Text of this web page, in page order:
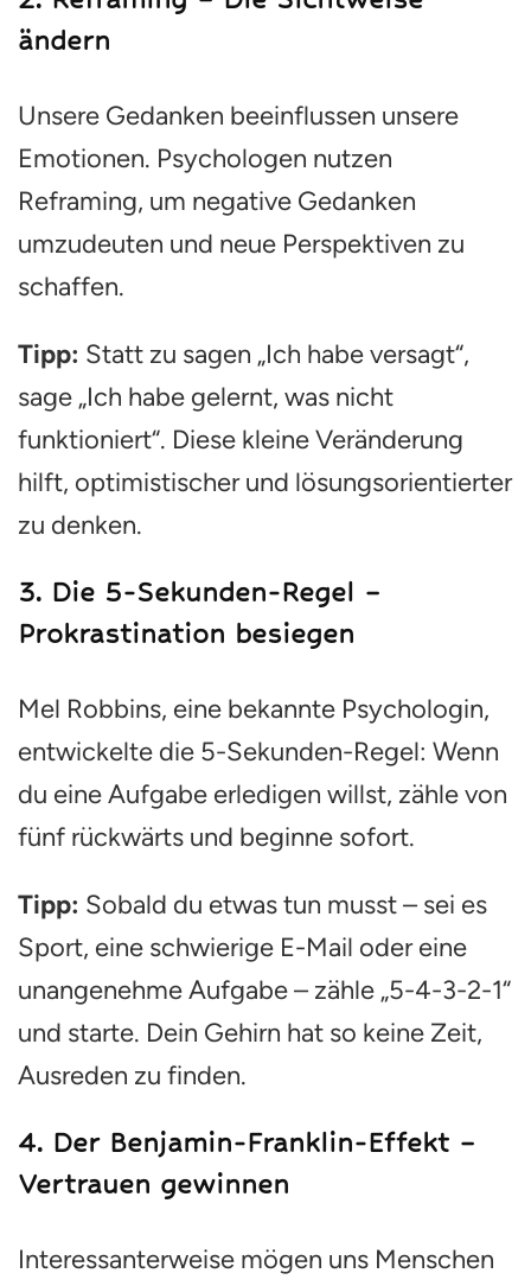
ändern
Unsere Gedanken beeinflussen unsere
Emotionen. Psychologen nutzen
Reframing, um negative Gedanken
umzudeuten und neue Perspektiven zu
schaffen.
Tipp: Statt zu sagen „Ich habe versagt“,
sage „Ich habe gelernt, was nicht
funktioniert“. Diese kleine Veränderung
hilft, optimistischer und lösungsorientierter
zu denken.
3. Die 5-Sekunden-Regel –
Prokrastination besiegen
Mel Robbins, eine bekannte Psychologin,
entwickelte die 5-Sekunden-Regel: Wenn
du eine Aufgabe erledigen willst, zähle von
fünf rückwärts und beginne sofort.
Tipp: Sobald du etwas tun musst – sei es
Sport, eine schwierige E-Mail oder eine
unangenehme Aufgabe – zähle „5-4-3-2-1“
und starte. Dein Gehirn hat so keine Zeit,
Ausreden zu finden.
4. Der Benjamin-Franklin-Effekt –
Vertrauen gewinnen
Interessanterweise mögen uns Menschen